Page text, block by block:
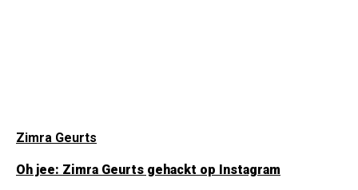
Zimra Geurts
Oh jee: Zimra Geurts gehackt op Instagram